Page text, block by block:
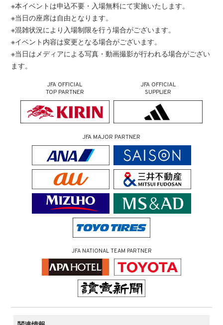
※本イベントは申込不要・入場無料にて実施いたします。
※当日の座席は自由となります。
※混雑状況により入場制限を行う場合がございます。
※イベント内容は変更となる場合がございます。
※当日はメディアによる写真・動画撮影が行われる場合がござい
ます。
JFA OFFICIAL
TOP PARTNER
JFA OFFICIAL
SUPPLIER
JFA MAJOR PARTNER
JFA NATIONAL TEAM PARTNER